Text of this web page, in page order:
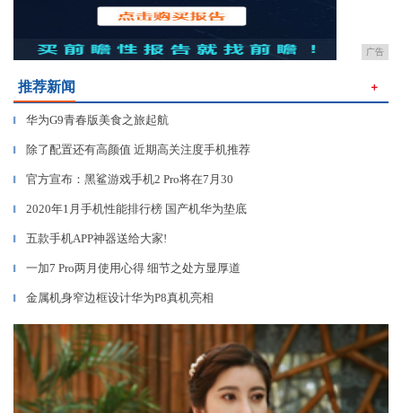
广告
推荐新闻 ＋
▎ 华为G9青春版美食之旅起航
▎ 除了配置还有高颜值 近期高关注度手机推荐
▎ 官方宣布：黑鲨游戏手机2 Pro将在7月30
▎ 2020年1月手机性能排行榜 国产机华为垫底
▎ 五款手机APP神器送给大家!
▎ 一加7 Pro两月使用心得 细节之处方显厚道
▎ 金属机身窄边框设计华为P8真机亮相